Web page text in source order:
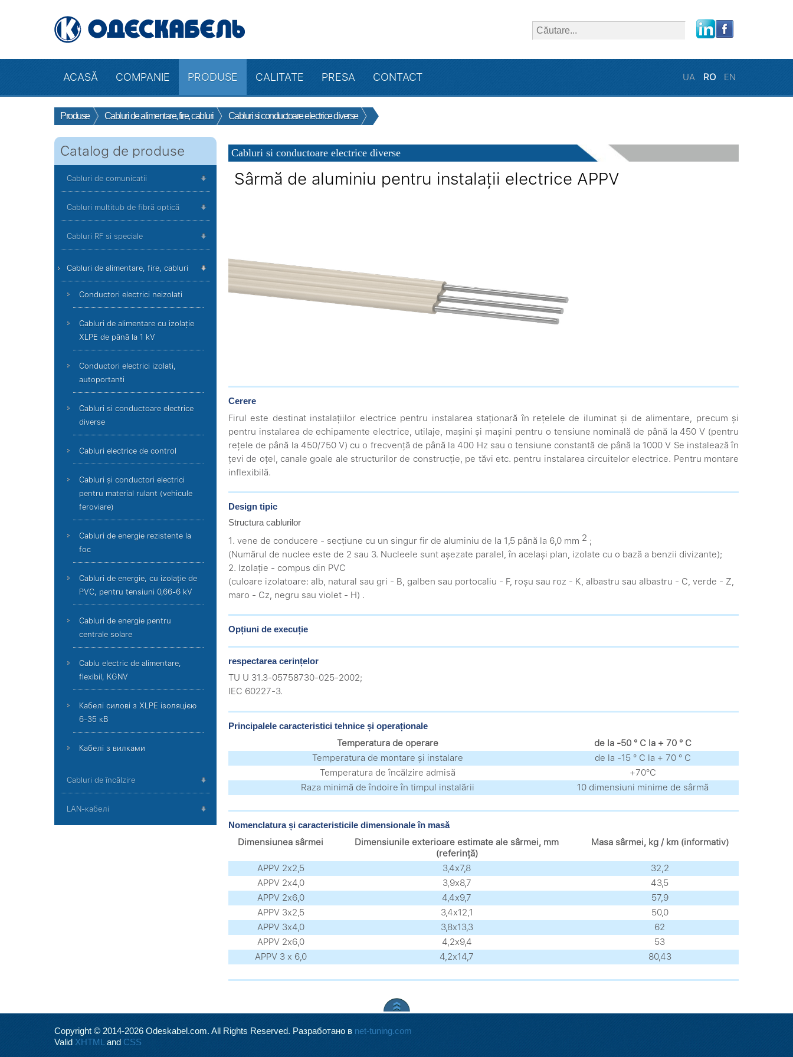
ACASĂ COMPANIE PRODUSE CALITATE PRESA CONTACT UA RO EN
Produse Cabluri de alimentare, fire, cabluri Cabluri si conductoare electrice diverse
Catalog de produse
Cabluri de comunicatii
Cabluri multitub de fibră optică
Cabluri RF si speciale
Cabluri de alimentare, fire, cabluri
Conductori electrici neizolati
Cabluri de alimentare cu izolație
XLPE de până la 1 kV
Conductori electrici izolati,
autoportanti
Cabluri si conductoare electrice
diverse
Cabluri electrice de control
Cabluri și conductori electrici
pentru material rulant (vehicule
feroviare)
Cabluri de energie rezistente la
foc
Cabluri de energie, cu izolație de
PVC, pentru tensiuni 0,66-6 kV
Cabluri de energie pentru
centrale solare
Cablu electric de alimentare,
flexibil, KGNV
Кабелі силові з XLPE ізоляцією
6-35 кВ
Кабелі з вилками
Cabluri de încălzire
LAN-кабелі
Cabluri si conductoare electrice diverse
Sârmă de aluminiu pentru instalații electrice APPV
Cerere
Firul este destinat instalațiilor electrice pentru instalarea staționară în rețelele de iluminat și de alimentare, precum și
pentru instalarea de echipamente electrice, utilaje, mașini și mașini pentru o tensiune nominală de până la 450 V (pentru
rețele de până la 450/750 V) cu o frecvență de până la 400 Hz sau o tensiune constantă de până la 1000 V Se instalează în
țevi de oțel, canale goale ale structurilor de construcție, pe tăvi etc. pentru instalarea circuitelor electrice. Pentru montare
inflexibilă.
Design tipic
Structura cablurilor
1. vene de conducere - secțiune cu un singur fir de aluminiu de la 1,5 până la 6,0 mm 2 ;
(Numărul de nuclee este de 2 sau 3. Nucleele sunt așezate paralel, în același plan, izolate cu o bază a benzii divizante);
2. Izolație - compus din PVC
(culoare izolatoare: alb, natural sau gri - B, galben sau portocaliu - F, roșu sau roz - K, albastru sau albastru - C, verde - Z,
maro - Cz, negru sau violet - H) .
Opțiuni de execuție
respectarea cerințelor
TU U 31.3-05758730-025-2002;
IEC 60227-3.
Principalele caracteristici tehnice și operaționale
Temperatura de operare
de la -50 ° С la + 70 ° С
Temperatura de montare și instalare
de la -15 ° С la + 70 ° С
Temperatura de încălzire admisă
+70°С
Raza minimă de îndoire în timpul instalării
10 dimensiuni minime de sârmă
Nomenclatura și caracteristicile dimensionale în masă
Dimensiunea sârmei
Dimensiunile exterioare estimate ale sârmei, mm
(referință)
Masa sârmei, kg / km (informativ)
APPV 2х2,5 3,4х7,8
32,2
APPV 2х4,0
3,9х8,7
43,5
APPV 2х6,0
4,4х9,7
57,9
APPV 3х2,5
3,4х12,1
50,0
APPV 3х4,0
3,8х13,3
62
APPV 2х6,0
4,2х9,4
53
APPV 3 х 6,0
4,2х14,7 80,43
Copyright © 2014-2026 Odeskabel.com. All Rights Reserved. Разработано в net-tuning.com
Valid XHTML and CSS
close